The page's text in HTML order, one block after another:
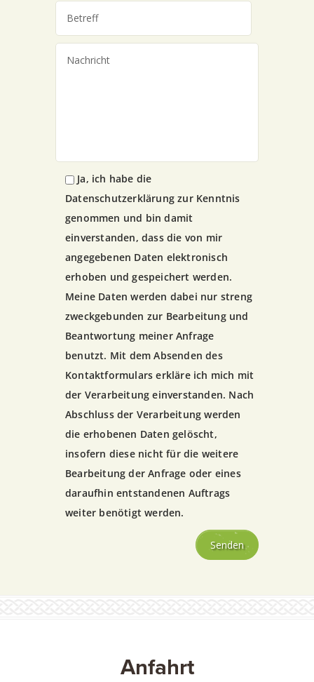
Ja, ich habe die
Datenschutzerklärung zur Kenntnis
genommen und bin damit
einverstanden, dass die von mir
angegebenen Daten elektronisch
erhoben und gespeichert werden.
Meine Daten werden dabei nur streng
zweckgebunden zur Bearbeitung und
Beantwortung meiner Anfrage
benutzt. Mit dem Absenden des
Kontaktformulars erkläre ich mich mit
der Verarbeitung einverstanden. Nach
Abschluss der Verarbeitung werden
die erhobenen Daten gelöscht,
insofern diese nicht für die weitere
Bearbeitung der Anfrage oder eines
daraufhin entstandenen Auftrags
weiter benötigt werden.
Anfahrt